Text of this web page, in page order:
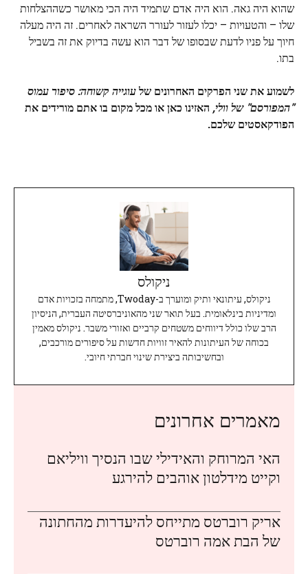
שהוא היה גאה. הוא היה אדם שתמיד היה הכי מאושר כשההצלחות
שלו – והטעויות – יכלו לעזור לעורר השראה לאחרים. זה היה מעלה
חיוך על פניו לדעת שבסופו של דבר הוא עשה בדיוק את זה בשביל
בתו.
לשמוע את שני הפרקים האחרונים שלעוגייה קשוחה: סיפור עמוס
"המפורסם" של וולי, האזינו כאן או מכל מקום בו אתם מורידים את
הפודקאסטים שלכם.
ניקולס
ניקולס, עיתונאי ותיק ומוערך ב-Twoday, מתמחה בזכויות אדם
ומדיניות בינלאומית. בעל תואר שני מהאוניברסיטה העברית, הניסיון
הרב שלו כולל דיווחים משטחים קרביים ואזורי משבר. ניקולס מאמין
בכוחה של העיתונות להאיר זוויות חדשות על סיפורים מורכבים,
ובחשיבותה ביצירת שינוי חברתי חיובי.
מאמרים אחרונים
האי המרוחק והאידילי שבו הנסיך וויליאם
וקייט מידלטון אוהבים להירגע
אריק רוברטס מתייחס להיעדרות מהחתונה
של הבת אמה רוברטס